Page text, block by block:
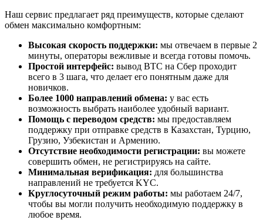
Наш сервис предлагает ряд преимуществ, которые сделают
обмен максимально комфортным:
Высокая скорость поддержки: мы отвечаем в первые 2
минуты, операторы вежливые и всегда готовы помочь.
Простой интерфейс: вывод BTC на Сбер проходит
всего в 3 шага, что делает его понятным даже для
новичков.
Более 1000 направлений обмена: у вас есть
возможность выбрать наиболее удобный вариант.
Помощь с переводом средств: мы предоставляем
поддержку при отправке средств в Казахстан, Турцию,
Грузию, Узбекистан и Армению.
Отсутствие необходимости регистрации: вы можете
совершить обмен, не регистрируясь на сайте.
Минимальная верификация: для большинства
направлений не требуется KYC.
Круглосуточный режим работы: мы работаем 24/7,
чтобы вы могли получить необходимую поддержку в
любое время.